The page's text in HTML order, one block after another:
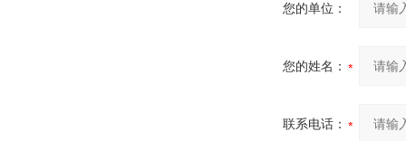
您的单位：
您的姓名：
联系电话：